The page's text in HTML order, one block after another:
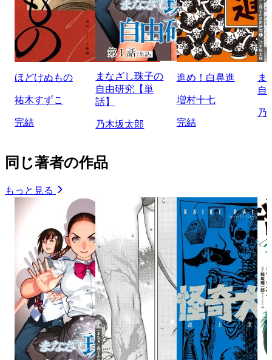
ほどけぬもの
祐木すずこ
完結
まなざし珠子の
自由研究【単
話】
乃木坂太郎
進め！白鼻進
増村十七
完結
ま
自
乃
同じ著者の作品
もっと見る